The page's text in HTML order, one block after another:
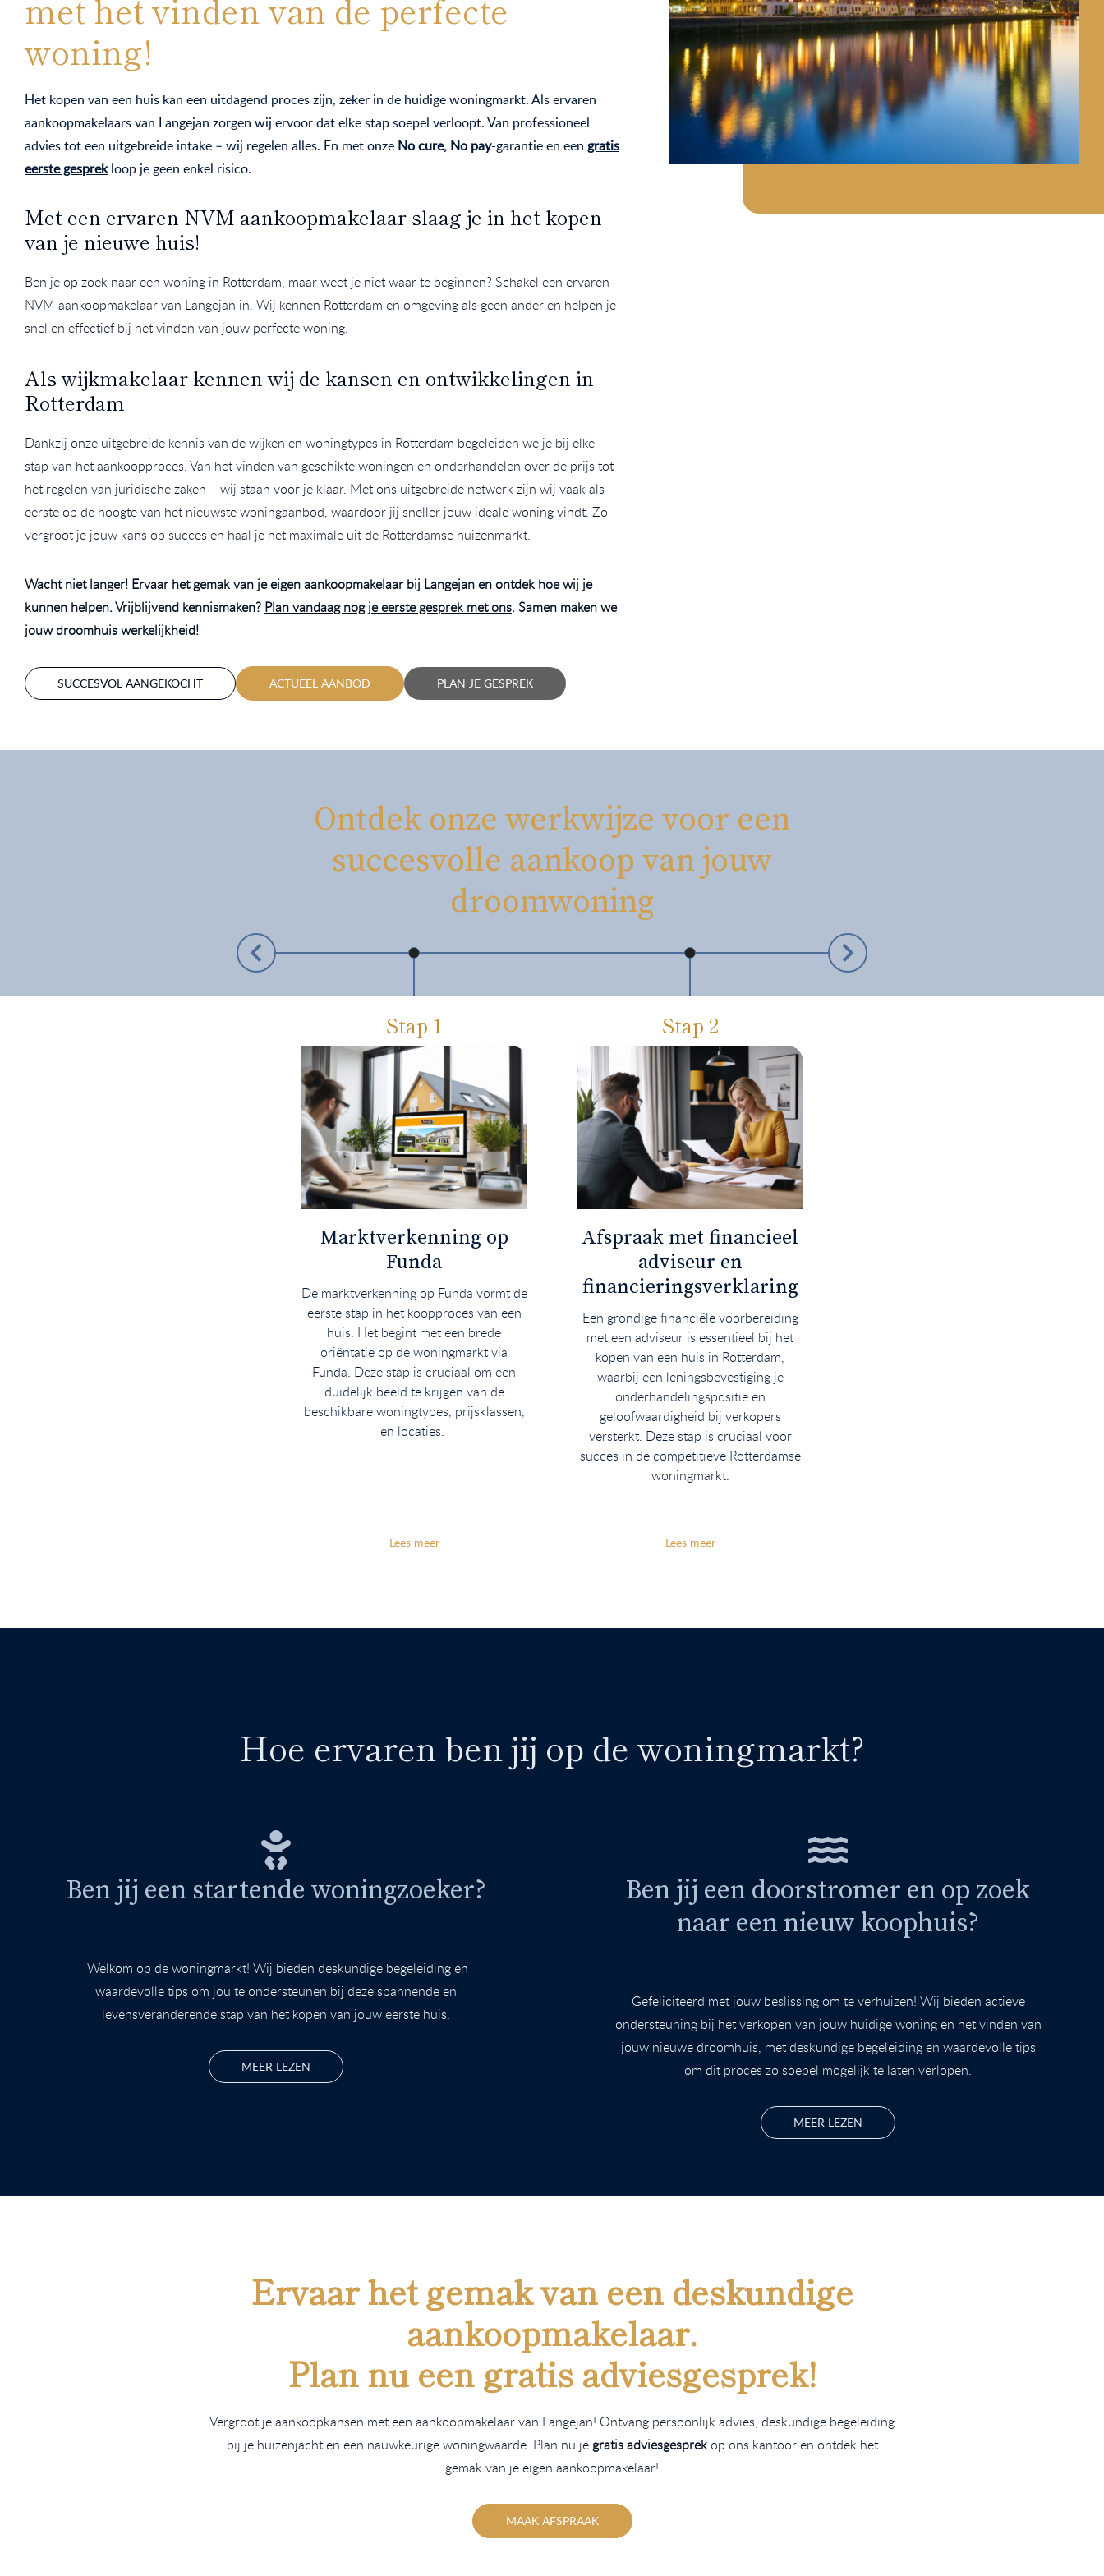
met het vinden van de perfecte
woning!
Het kopen van een huis kan een uitdagend proces zijn, zeker in de huidige woningmarkt. Als ervaren
aankoopmakelaars van Langejan zorgen wij ervoor dat elke stap soepel verloopt. Van professioneel
advies tot een uitgebreide intake – wij regelen alles. En met onze No cure, No pay-garantie en een gratis
eerste gesprekloop je geen enkel risico.
Met een ervaren NVM aankoopmakelaar slaag je in het kopen
van je nieuwe huis!
Ben je op zoek naar een woning in Rotterdam, maar weet je niet waar te beginnen? Schakel een ervaren
NVM aankoopmakelaar van Langejan in. Wij kennen Rotterdam en omgeving als geen ander en helpen je
snel en effectief bij het vinden van jouw perfecte woning.
Als wijkmakelaar kennen wij de kansen en ontwikkelingen in
Rotterdam
Dankzij onze uitgebreide kennis van de wijken en woningtypes in Rotterdam begeleiden we je bij elke
stap van het aankoopproces. Van het vinden van geschikte woningen en onderhandelen over de prijs tot
het regelen van juridische zaken – wij staan voor je klaar. Met ons uitgebreide netwerk zijn wij vaak als
eerste op de hoogte van het nieuwste woningaanbod, waardoor jij sneller jouw ideale woning vindt. Zo
vergroot je jouw kans op succes en haal je het maximale uit de Rotterdamse huizenmarkt.
Wacht niet langer! Ervaar het gemak van je eigen aankoopmakelaar bij Langejan en ontdek hoe wij je
kunnen helpen. Vrijblijvend kennismaken? Plan vandaag nog je eerste gesprek met ons. Samen maken we
jouw droomhuis werkelijkheid!
SUCCESVOL AANGEKOCHT ACTUEEL AANBOD PLAN JE GESPREK
Ontdek onze werkwijze voor een
succesvolle aankoop van jouw
droomwoning
Stap 1
Marktverkenning op
Funda
De marktverkenning op Funda vormt de
eerste stap in het koopproces van een
huis. Het begint met een brede
oriëntatie op de woningmarkt via
Funda. Deze stap is cruciaal om een
duidelijk beeld te krijgen van de
beschikbare woningtypes, prijsklassen,
en locaties.
Lees meer
Stap 2
Afspraak met financieel
adviseur en
financieringsverklaring
Een grondige financiële voorbereiding
met een adviseur is essentieel bij het
kopen van een huis in Rotterdam,
waarbij een leningsbevestiging je
onderhandelingspositie en
geloofwaardigheid bij verkopers
versterkt. Deze stap is cruciaal voor
succes in de competitieve Rotterdamse
woningmarkt.
Lees meer
Hoe ervaren ben jij op de woningmarkt?
Ben jij een startende woningzoeker?
Welkom op de woningmarkt! Wij bieden deskundige begeleiding en
waardevolle tips om jou te ondersteunen bij deze spannende en
levensveranderende stap van het kopen van jouw eerste huis.
MEER LEZEN
Ben jij een doorstromer en op zoek
naar een nieuw koophuis?
Gefeliciteerd met jouw beslissing om te verhuizen! Wij bieden actieve
ondersteuning bij het verkopen van jouw huidige woning en het vinden van
jouw nieuwe droomhuis, met deskundige begeleiding en waardevolle tips
om dit proces zo soepel mogelijk te laten verlopen.
MEER LEZEN
Ervaar het gemak van een deskundige
aankoopmakelaar.
Plan nu een gratisadviesgesprek!
Vergroot je aankoopkansen met een aankoopmakelaar van Langejan! Ontvang persoonlijk advies, deskundige begeleiding
bij je huizenjacht en een nauwkeurige woningwaarde. Plan nu jegratis adviesgesprekop ons kantoor en ontdek het
gemak van je eigen aankoopmakelaar!
MAAK AFSPRAAK